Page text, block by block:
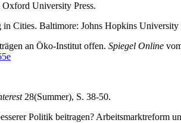
University Press.
Cities. Baltimore: Johns Hopkins University
an Öko-Institut offen. Spiegel Online
28(Summer), S. 38-50.
Politik beitragen? Arbeitsmarktreform